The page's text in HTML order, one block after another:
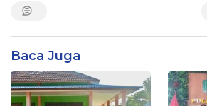
Baca Juga